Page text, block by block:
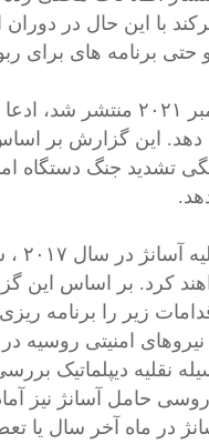
با این حال در
حتی برنامه های برای
در گزارشی پایگاه خبری
تشدید جنگ دستگاه
در
کرد. بر اساس این
زیر را برنامه
امنیتی روسیه در
نقلیه دیپلماتیک
روسی حامل آسانژ نیز